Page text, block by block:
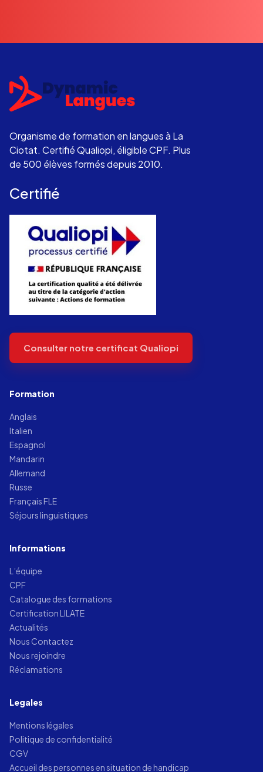
Organisme de formation en langues à La
Ciotat. Certifié Qualiopi, éligible CPF. Plus
de 500 élèves formés depuis 2010.
Certifié
Consulter notre certificat Qualiopi
Formation
Anglais
Italien
Espagnol
Mandarin
Allemand
Russe
Français FLE
Séjours linguistiques
Informations
L’équipe
CPF
Catalogue des formations
Certification LILATE
Actualités
Nous Contactez
Nous rejoindre
Réclamations
Legales
Mentions légales
Politique de confidentialité
CGV
Accueil des personnes en situation de handicap